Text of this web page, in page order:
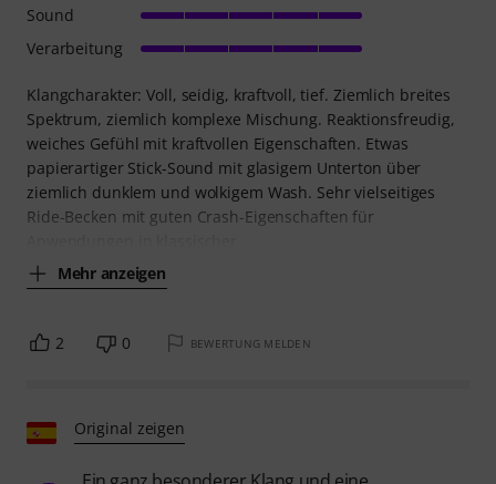
Klangcharakter: Voll, seidig, kraftvoll, tief. Ziemlich breites
Spektrum, ziemlich komplexe Mischung. Reaktionsfreudig,
weiches Gefühl mit kraftvollen Eigenschaften. Etwas
papierartiger Stick-Sound mit glasigem Unterton über
ziemlich dunklem und wolkigem Wash. Sehr vielseitiges
Ride-Becken mit guten Crash-Eigenschaften für
Mehr anzeigen
Sound
Verarbeitung
2 0 BEWERTUNG MELDEN
Original zeigen